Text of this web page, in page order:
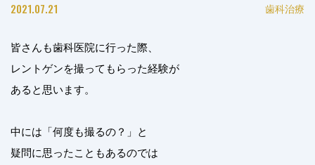
2021.07.21 歯科治療
皆さんも歯科医院に行った際、
レントゲンを撮ってもらった経験が
あると思います。
中には「何度も撮るの？」と
疑問に思ったこともあるのでは